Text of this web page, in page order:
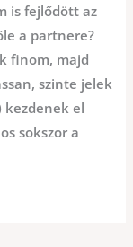
is fejlődött az
a partnere?
finom, majd
szinte jelek
kezdenek el
sokszor a